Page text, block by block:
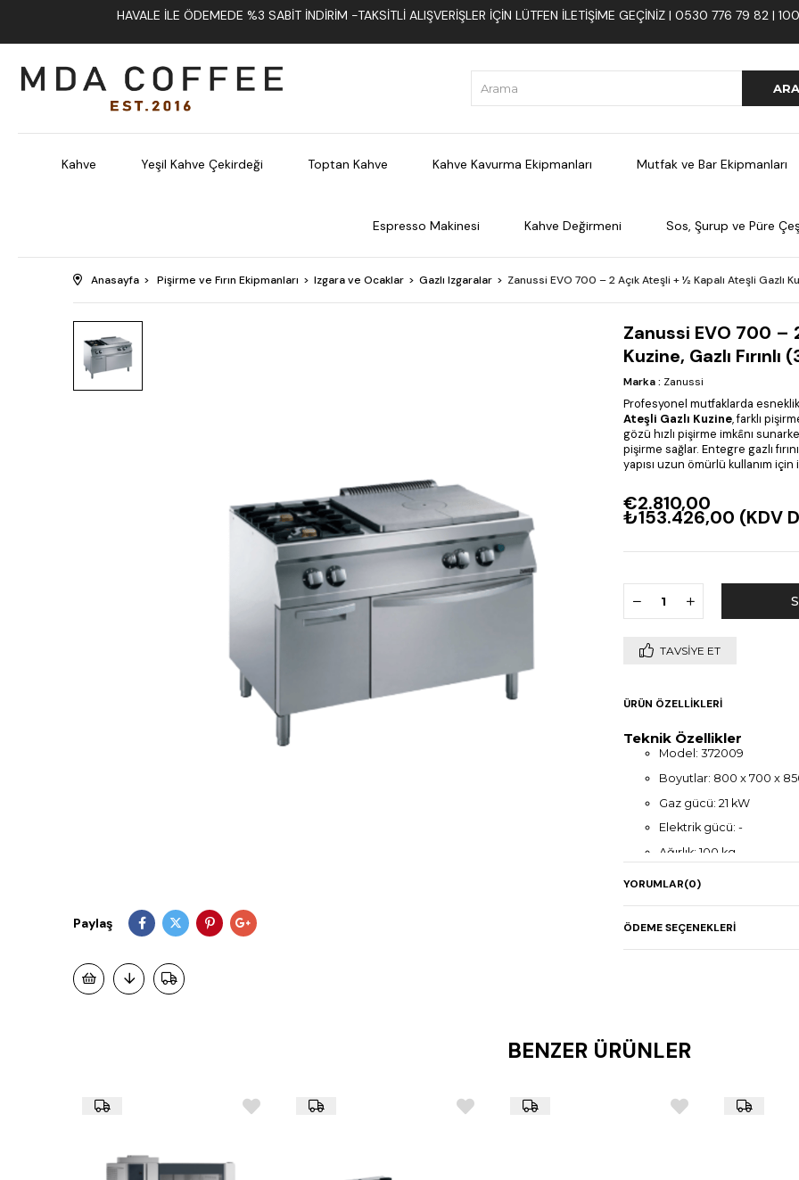
HAVALE İLE ÖDEMEDE %3 SABIT İNDIRIM -TAKSITLI ALIŞVERIŞLER İÇIN LÜTFEN ILETIŞIME GEÇINIZ | 0530 776 79 82 |
Kahve Yeşil Kahve Çekirdeği Toptan Kahve Kahve Kavurma Ekipmanları Mutfak ve Bar Ekipmanları
Espresso Makinesi Kahve Değirmeni Sos, Şurup ve Püre
Anasayfa Pişirme ve Fırın Ekipmanları Izgara ve Ocaklar Gazlı Izgaralar Zanussi EVO 700 – 2 Açık Ateşli + ½ Kapalı Ateşli Gazlı
Paylaş
Zanussi EVO 700 –
Kuzine, Gazlı
Marka: Zanussi
Profesyonel mutfaklarda
Ateşli Gazlı Kuzine, farklı
gözü hızlı pişirme imkânı
pişirme sağlar. Entegre gazlı
yapısı uzun ömürlü kullanım için
€2.810,00
₺153.426,00 (KDV
TAVSIYE ET
ÜRÜN ÖZELLIKLERI
Teknik Özellikler
Model: 372009
Boyutlar: 800 x 700 x
Gaz gücü: 21 kW
Elektrik gücü: -
Ağırlık: 100 kg
2 açık ateşli gazlı ocak
Entegre gazlı fırın
Paslanmaz çelik gövde
YORUMLAR(0)
ÖDEME SEÇENEKLERI
BENZER ÜRÜNLER